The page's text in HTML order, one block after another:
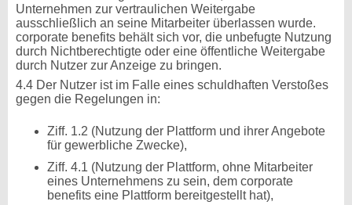
Unternehmen zur vertraulichen Weitergabe
ausschließlich an seine Mitarbeiter überlassen wurde.
corporate benefits behält sich vor, die unbefugte Nutzung
durch Nichtberechtigte oder eine öffentliche Weitergabe
durch Nutzer zur Anzeige zu bringen.
4.4 Der Nutzer ist im Falle eines schuldhaften Verstoßes
gegen die Regelungen in:
Ziff. 1.2 (Nutzung der Plattform und ihrer Angebote
für gewerbliche Zwecke),
Ziff. 4.1 (Nutzung der Plattform, ohne Mitarbeiter
eines Unternehmens zu sein, dem corporate
benefits eine Plattform bereitgestellt hat),